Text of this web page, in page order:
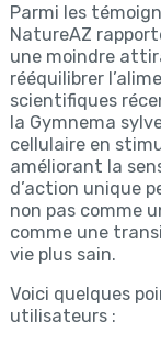
Parmi les
NatureAZ
une moindre
rééquilibrer
scientifiques
la Gymnema
cellulaire en
améliorant la
d’action unique
non pas comme
comme une
vie plus sain.
Voici quelques
utilisateurs :